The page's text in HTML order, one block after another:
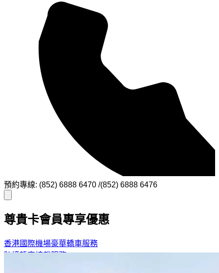
預約專線: (852) 6888 6470 /(852) 6888 6476
尊貴卡會員專享優惠
香港國際機場豪華轎車服務
跨境轎車接載服務